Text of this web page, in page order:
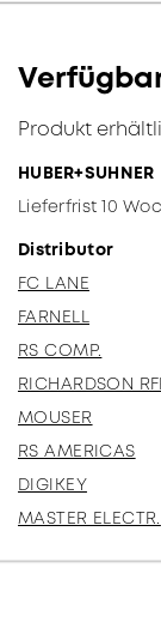
Produkt
HUBER+SUHNER
Lieferfrist 10
Distributor
FC LANE
FARNELL
RS COMP.
RICHARDSON
MOUSER
RS AMERICAS
DIGIKEY
MASTER ELECTR.